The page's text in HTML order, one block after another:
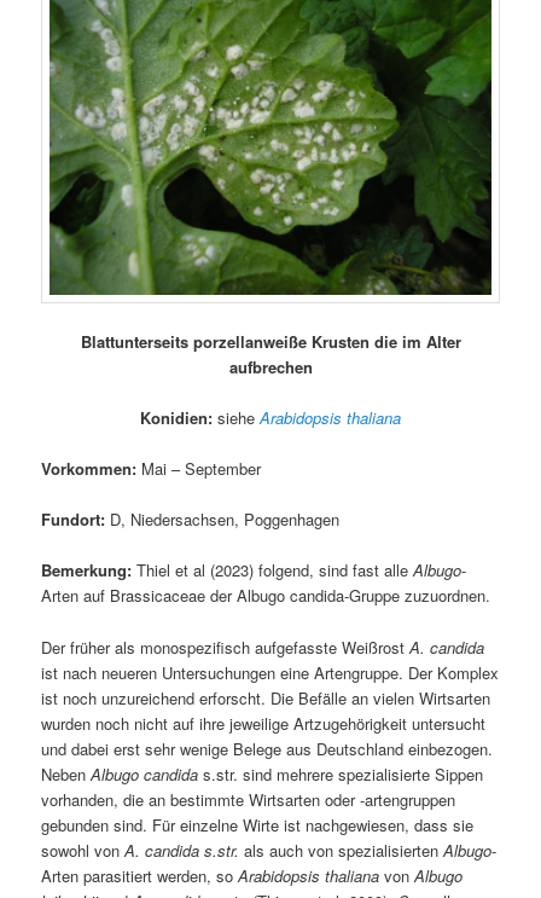
Blattunterseits porzellanweiße Krusten die im Alter
aufbrechen
Konidien: sieheArabidopsis thaliana
Vorkommen: Mai – September
Fundort: D, Niedersachsen, Poggenhagen
Bemerkung: Thiel et al (2023) folgend, sind fast alleAlbugo-
Arten auf Brassicaceae der Albugo candida-Gruppe zuzuordnen.
Der früher als monospezifisch aufgefasste WeißrostA. candida
ist nach neueren Untersuchungen eine Artengruppe. Der Komplex
ist noch unzureichend erforscht. Die Befälle an vielen Wirtsarten
wurden noch nicht auf ihre jeweilige Artzugehörigkeit untersucht
und dabei erst sehr wenige Belege aus Deutschland einbezogen.
NebenAlbugo candida s.str. sind mehrere spezialisierte Sippen
vorhanden, die an bestimmte Wirtsarten oder -artengruppen
gebunden sind. Für einzelne Wirte ist nachgewiesen, dass sie
sowohl vonA. candida s.str. als auch von spezialisiertenAlbugo-
Arten parasitiert werden, soArabidopsis thaliana vonAlbugo